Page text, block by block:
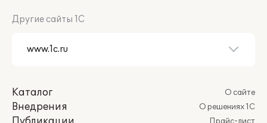
Другие сайты 1С
Каталог
Внедрения
О сайте
О решениях 1С